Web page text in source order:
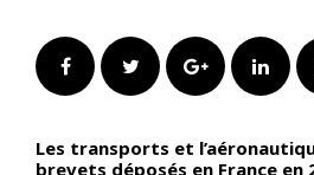
FacebookTwitter Google+
Les transports et
brevets déposés en France en